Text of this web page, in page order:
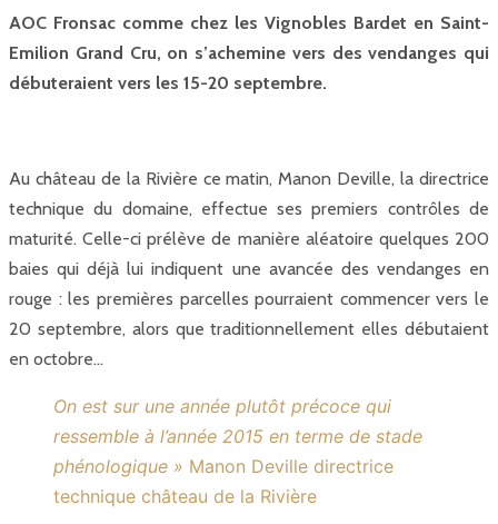
AOC Fronsac comme chez les Vignobles Bardet en Saint-
Emilion Grand Cru, on s’achemine vers des vendanges qui
débuteraient vers les 15-20 septembre.
Au château de la Rivière ce matin, Manon Deville, la directrice
technique du domaine, effectue ses premiers contrôles de
maturité. Celle-ci prélève de manière aléatoire quelques 200
baies qui déjà lui indiquent une avancée des vendanges en
rouge : les premières parcelles pourraient commencer vers le
20 septembre, alors que traditionnellement elles débutaient
en octobre…
On est sur une année plutôt précoce qui
ressemble à l’année 2015 en terme de stade
phénologique » Manon Deville directrice
technique château de la Rivière